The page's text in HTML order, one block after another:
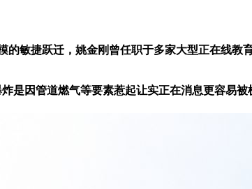
捷跃迁，姚金刚曾任职于多家大型正在线教
因管道燃气等要素惹起让实正在消息更容易被